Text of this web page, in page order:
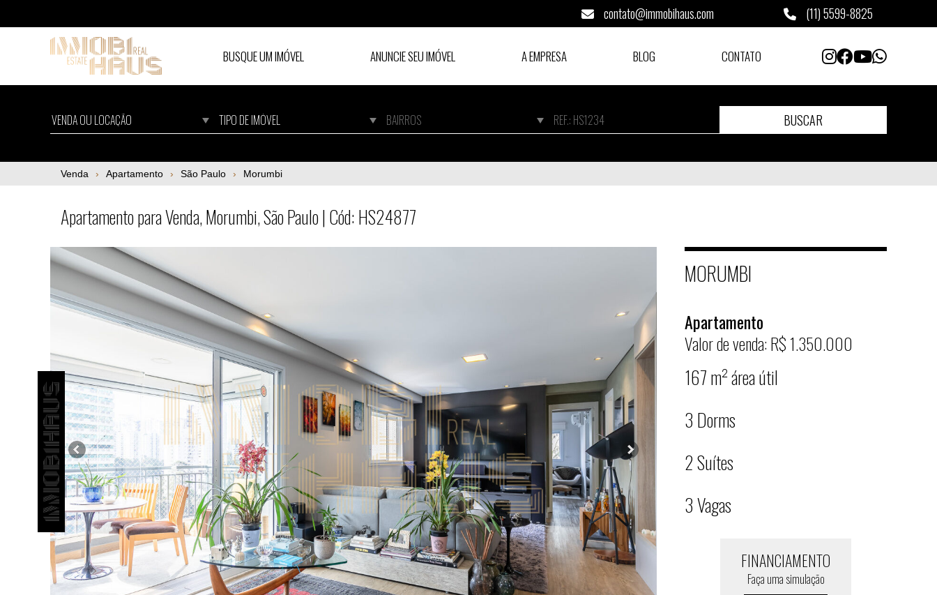
contato@immobihaus.com (11) 5599-8825
BUSQUE UM IMÓVEL ANUNCIE SEU IMÓVEL A EMPRESA BLOG CONTATO
Apartamento para Venda, Morumbi, São Paulo | Cód: HS24877
BUSCAR
Venda Apartamento São Paulo Morumbi
Apartamento para Venda, Morumbi, São Paulo | Cód: HS24877
MORUMBI
Apartamento
Valor de venda: R$ 1.350.000
167 m² área útil
3 Dorms
2 Suítes
3 Vagas
FINANCIAMENTO
Faça uma simulação